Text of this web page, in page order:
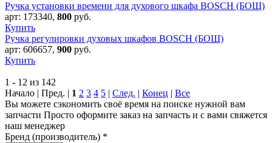
Ручка установки времени для духового шкафа BOSCH (БОШ)
арт: 173340, 800 руб.
Купить
Ручка регулировки духовых шкафов BOSCH (БОШ)
арт: 606657, 900 руб.
Купить
1 - 12 из 142
Начало | Пред. | 1 2 3 4 5 | След. | Конец | Все
Вы можете сэкономить своё время на поиске нужной вам
запчасти Просто оформите заказ на запчасть и с вами свяжется
наш менеджер
Бренд (производитель) *